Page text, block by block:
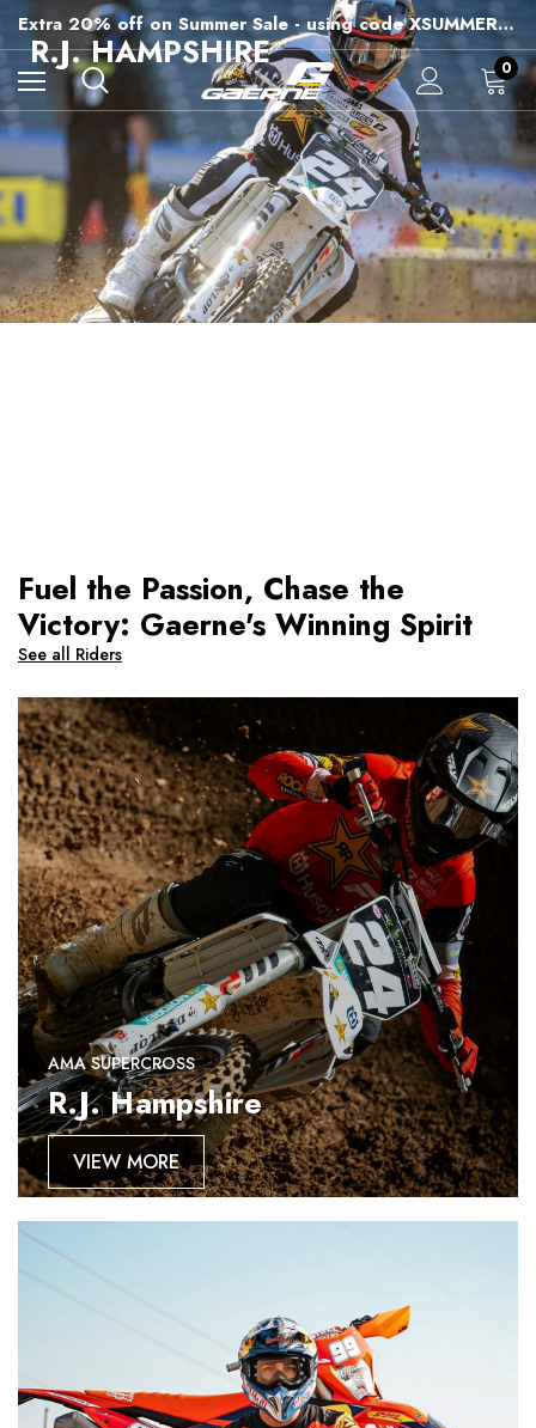
Free Shipping on all orders over 99€
15% off Sitewide - using code XSUMMER2026
0
R.J. HAMPSHIRE
Fuel the Passion, Chase the
Victory: Gaerne's Winning Spirit
See all Riders
AMA SUPERCROSS
R.J. Hampshire
VIEW MORE